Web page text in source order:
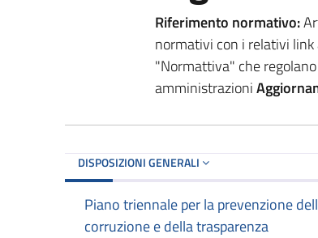
Riferimento normativo:
normativi con i relativi link
"Normattiva" che
amministrazioni
DISPOSIZIONI GENERALI
Piano triennale per la prevenzione
corruzione e della trasparenza